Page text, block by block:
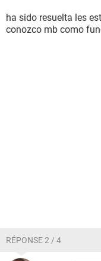
ha sido resuelta les
conozco mb como
RÉPONSE 2 / 4